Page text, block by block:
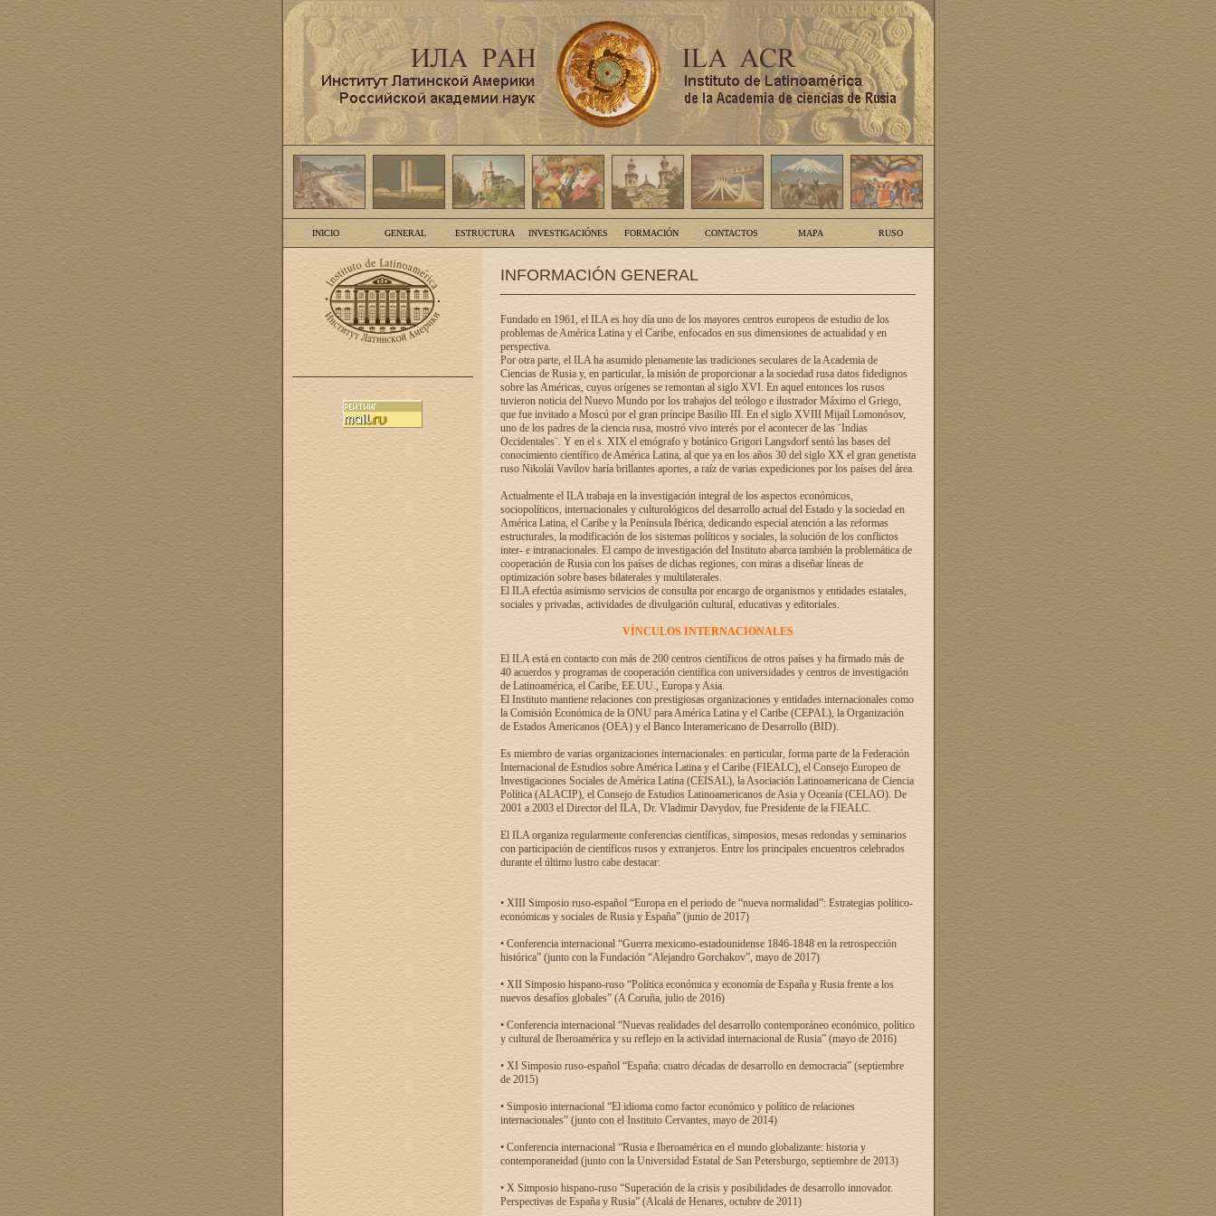
INICIO GENERAL ESTRUCTURA INVESTIGACIÓNES FORMACIÓN CONTACTOS MAPA RUSO
INFORMACIÓN GENERAL
Fundado en 1961, el ILA es hoy día uno de los mayores centros europeos de estudio de los
problemas de América Latina y el Caribe, enfocados en sus dimensiones de actualidad y en
perspectiva.
Por otra parte, el ILA ha asumido plenamente las tradiciones seculares de la Academia de
Ciencias de Rusia y, en particular, la misión de proporcionar a la sociedad rusa datos fidedignos
sobre las Américas, cuyos orígenes se remontan al siglo XVI. En aquel entonces los rusos
tuvieron noticia del Nuevo Mundo por los trabajos del teólogo e ilustrador Máximo el Griego,
que fue invitado a Moscú por el gran príncipe Basilio III. En el siglo XVIII Mijaíl Lomonósov,
uno de los padres de la ciencia rusa, mostró vivo interés por el acontecer de las ¨Indias
Occidentales¨. Y en el s. XIX el etnógrafo y botánico Grigori Langsdorf sentó las bases del
conocimiento científico de América Latina, al que ya en los años 30 del siglo XX el gran genetista
ruso Nikolái Vavílov haría brillantes aportes, a raíz de varias expediciones por los países del área.
Actualmente el ILA trabaja en la investigación integral de los aspectos económicos,
sociopolíticos, internacionales y culturológicos del desarrollo actual del Estado y la sociedad en
América Latina, el Caribe y la Península Ibérica, dedicando especial atención a las reformas
estructurales, la modificación de los sistemas políticos y sociales, la solución de los conflictos
inter- e intranacionales. El campo de investigación del Instituto abarca también la problemática de
cooperación de Rusia con los países de dichas regiones, con miras a diseñar líneas de
optimización sobre bases bilaterales y multilaterales.
El ILA efectúa asimismo servicios de consulta por encargo de organismos y entidades estatales,
sociales y privadas, actividades de divulgación cultural, educativas y editoriales.
VÍNCULOS INTERNACIONALES
El ILA está en contacto con más de 200 centros científicos de otros países y ha firmado más de
40 acuerdos y programas de cooperación científica con universidades y centros de investigación
de Latinoamérica, el Caribe, EE.UU., Europa y Asia.
El Instituto mantiene relaciones con prestigiosas organizaciones y entidades internacionales como
la Comisión Económica de la ONU para América Latina y el Caribe (CEPAL), la Organización
de Estados Americanos (OEA) y el Banco Interamericano de Desarrollo (BID).
Es miembro de varias organizaciones internacionales: en particular, forma parte de la Federación
Internacional de Estudios sobre América Latina y el Caribe (FIEALC), el Consejo Europeo de
Investigaciones Sociales de América Latina (CEISAL), la Asociación Latinoamericana de Ciencia
Política (ALACIP), el Consejo de Estudios Latinoamericanos de Asia y Oceanía (CELAO). De
2001 a 2003 el Director del ILA, Dr. Vladimir Davydov, fue Presidente de la FIEALC.
El ILA organiza regularmente conferencias científicas, simposios, mesas redondas y seminarios
con participación de científicos rusos y extranjeros. Entre los principales encuentros celebrados
durante el último lustro cabe destacar:
• XIII Simposio ruso-español “Europa en el periodo de “nueva normalidad”: Estrategias político-
económicas y sociales de Rusia y España” (junio de 2017)
• Conferencia internacional “Guerra mexicano-estadounidense 1846-1848 en la retrospección
histórica” (junto con la Fundación “Alejandro Gorchakov”, mayo de 2017)
• XII Simposio hispano-ruso “Política económica y economía de España y Rusia frente a los
nuevos desafíos globales” (A Coruña, julio de 2016)
• Conferencia internacional “Nuevas realidades del desarrollo contemporáneo económico, político
y cultural de Iberoamérica y su reflejo en la actividad internacional de Rusia” (mayo de 2016)
• XI Simposio ruso-español “España: cuatro décadas de desarrollo en democracia” (septiembre
de 2015)
• Simposio internacional “El idioma como factor económico y político de relaciones
internacionales” (junto con el Instituto Cervantes, mayo de 2014)
• Conferencia internacional “Rusia e Iberoamérica en el mundo globalizante: historia y
contemporaneidad (junto con la Universidad Estatal de San Petersburgo, septiembre de 2013)
• X Simposio hispano-ruso “Superación de la crisis y posibilidades de desarrollo innovador.
Perspectivas de España y Rusia” (Alcalá de Henares, octubre de 2011)